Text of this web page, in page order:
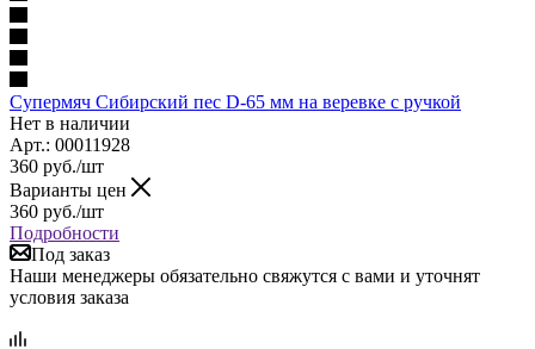
Супермяч Сибирский пес D-65 мм на веревке с ручкой
Нет в наличии
Арт.: 00011928
360 руб./шт
Варианты цен
360 руб./шт
Подробности
Под заказ
Наши менеджеры обязательно свяжутся с вами и уточнят
условия заказа